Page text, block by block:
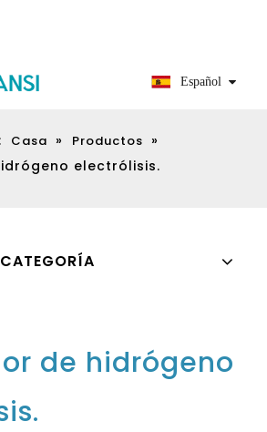
Español
Casa » Productos »
electrólisis.
de hidrógeno